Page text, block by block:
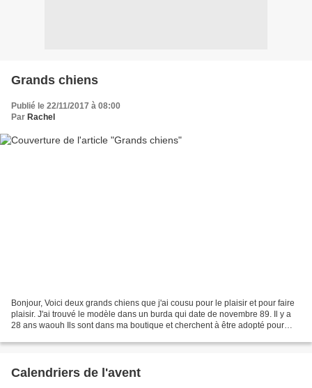
Grands chiens
Publié le 22/11/2017 à 08:00
Par Rachel
Bonjour, Voici deux grands chiens que j'ai cousu pour le plaisir et pour faire
plaisir. J'ai trouvé le modèle dans un burda qui date de novembre 89. Il y a
28 ans waouh Ils sont dans ma boutique et cherchent à être adopté pour
Calendriers de l'avent